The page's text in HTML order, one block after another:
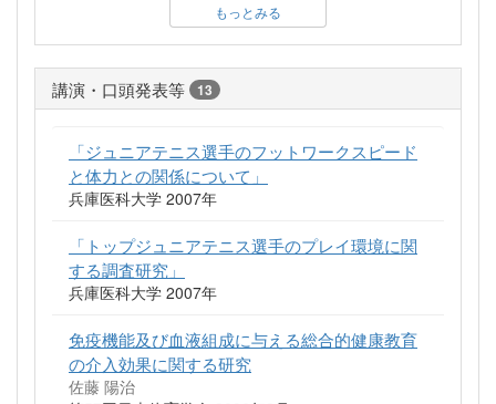
もっとみる
講演・口頭発表等 13
「ジュニアテニス選手のフットワークスピード
と体力との関係について」
兵庫医科大学 2007年
「トップジュニアテニス選手のプレイ環境に関
する調査研究」
兵庫医科大学 2007年
免疫機能及び血液組成に与える総合的健康教育
の介入効果に関する研究
佐藤 陽治